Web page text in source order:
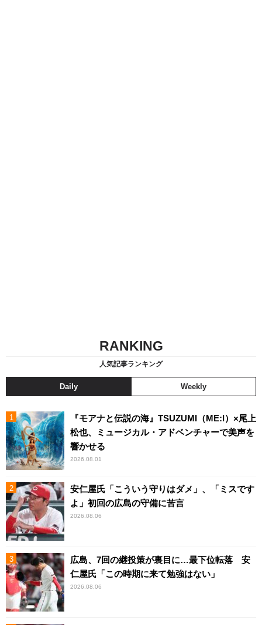
RANKING
人気記事ランキング
Daily Weekly
『モアナと伝説の海』TSUZUMI（ME:I）×尾上
松也、ミュージカル・アドベンチャーで美声を
響かせる
2026.08.01
安仁屋氏「こういう守りはダメ」、「ミスです
よ」初回の広島の守備に苦言
2026.08.06
広島、7回の継投策が裏目に…最下位転落 安
仁屋氏「この時期に来て勉強はない」
2026.08.06